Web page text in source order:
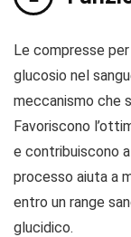
Le compresse
glucosio nel
meccanismo che
Favoriscono
e contribuiscono
processo aiuta a
entro un range
glucidico.